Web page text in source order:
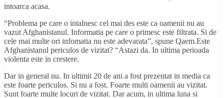
intoarca acasa.
“Problema pe care o intalnesc cel mai des este ca oamenii nu au
vazut Afghanistanul. Informatia pe care o primesc este filtrata. Si de
cele mai multe ori infomatia nu este adevarata”, spune Qaem.Este
Afghanistanul periculos de vizitat? “Astazi da. In ultima perioada
violenta este in crestere.
Dar in general nu. In ultimii 20 de ani a fost prezentat in media ca
este foarte periculos. Si nu a fost. Foarte multi oamenii au vizitat.
Sunt foarte multe locuri de vizitat. Dar acum, in ultima luna si